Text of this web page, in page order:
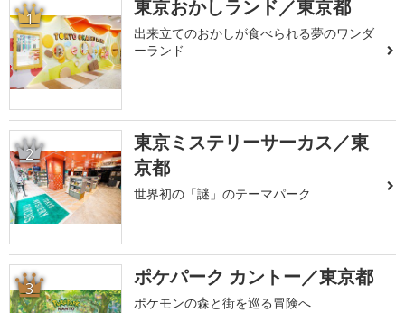
1 東京おかしランド／東京都
出来立てのおかしが食べられる夢のワンダ
ーランド
2
東京ミステリーサーカス／東
京都
世界初の「謎」のテーマパーク
3 ポケパーク カントー／東京都
ポケモンの森と街を巡る冒険へ